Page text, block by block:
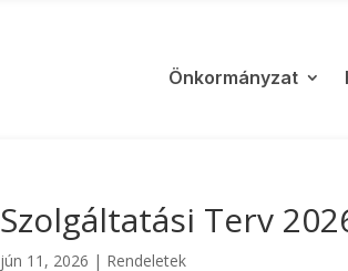
Önkormányzat
Szolgáltatási Terv
jún 11, 2026 | Rendeletek